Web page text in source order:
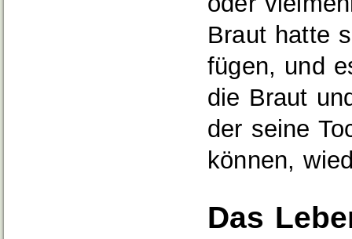
Braut hatte
fügen, und
die Braut
der seine
können,
Das